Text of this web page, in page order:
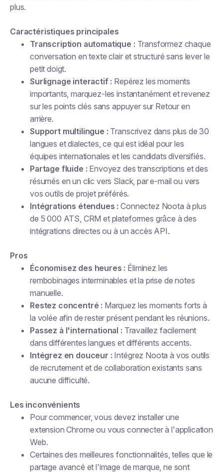
plus.
Caractéristiques principales
Transcription automatique : Transformez chaque
conversation en texte clair et structuré sans lever le
petit doigt.
Surlignage interactif : Repérez les moments
importants, marquez-les instantanément et revenez
sur les points clés sans appuyer sur Retour en
arrière.
Support multilingue : Transcrivez dans plus de 30
langues et dialectes, ce qui est idéal pour les
équipes internationales et les candidats diversifiés.
Partage fluide : Envoyez des transcriptions et des
résumés en un clic vers Slack, par e-mail ou vers
vos outils de projet préférés.
Intégrations étendues : Connectez Noota à plus
de 5 000 ATS, CRM et plateformes grâce à des
intégrations directes ou à un accès API.
Pros
Économisez des heures : Éliminez les
rembobinages interminables et la prise de notes
manuelle.
Restez concentré : Marquez les moments forts à
la volée afin de rester présent pendant les réunions.
Passez à l'international : Travaillez facilement
dans différentes langues et différents accents.
Intégrez en douceur : Intégrez Noota à vos outils
de recrutement et de collaboration existants sans
aucune difficulté.
Les inconvénients
Pour commencer, vous devez installer une
extension Chrome ou vous connecter à l'application
Web.
Certaines des meilleures fonctionnalités, telles que le
partage avancé et l'image de marque, ne sont